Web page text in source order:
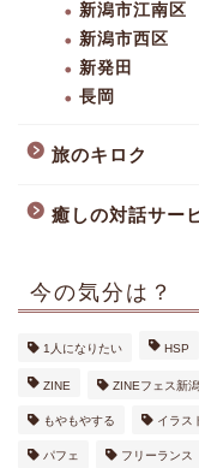
新潟市江南区
新潟市西区
新発田
長岡
旅のキロク
癒しの対話サー
今の気分は？
1人になりたい HSP
ZINE ZINEフェス新潟
もやもやする イラス
パフェ フリーランス